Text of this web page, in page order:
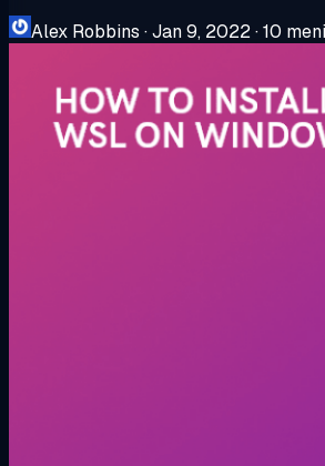
Alex Robbins ·Jan 9, 2022·10